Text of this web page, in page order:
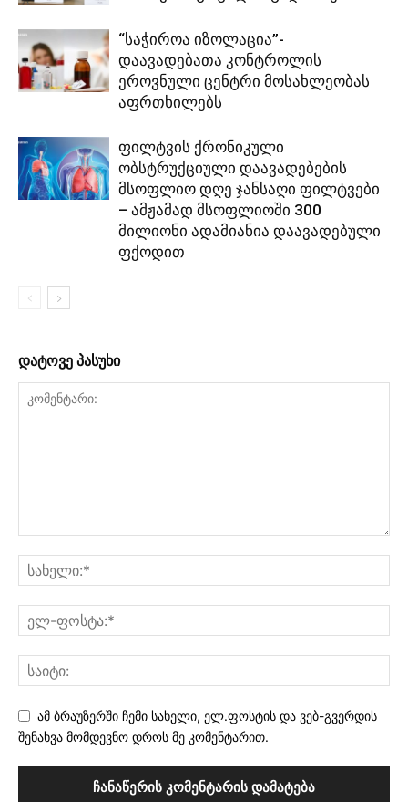
“საჭიროა იზოლაცია”-
დაავადებათა კონტროლის
ეროვნული ცენტრი მოსახლეობას
აფრთხილებს
ფილტვის ქრონიკული
ობსტრუქციული დაავადებების
მსოფლიო დღე ჯანსაღი ფილტვები
– ამჟამად მსოფლიოში 300
მილიონი ადამიანია დაავადებული
ფქოდით
დატოვე პასუხი
ამ ბრაუზერში ჩემი სახელი, ელ.ფოსტის და ვებ-გვერდის
შენახვა მომდევნო დროს მე კომენტარით.